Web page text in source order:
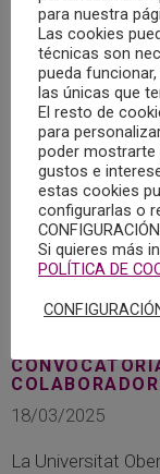
18/03/2025
La Universitat
para nuestra
Las cookies
técnicas son
pueda
las únicas que
El resto de
para
poder mostrarte
gustos e
estas cookies
configurarlas o
Si quieres más
POLÍTICA DE